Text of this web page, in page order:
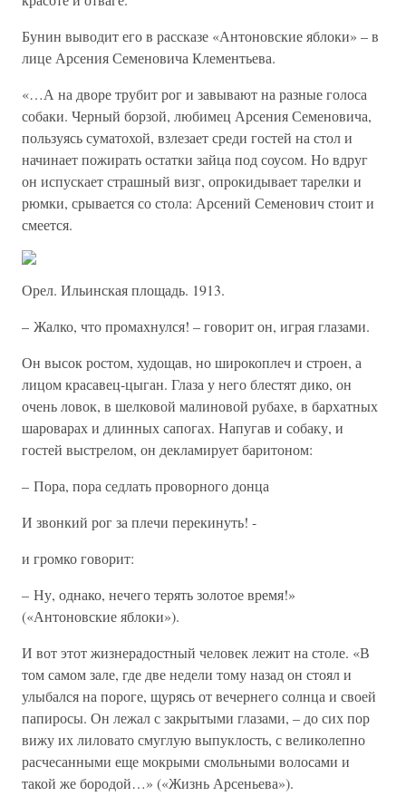
Бунин выводит его в рассказе «Антоновские яблоки» – в
лице Арсения Семеновича Клементьева.
«…А на дворе трубит рог и завывают на разные голоса
собаки. Черный борзой, любимец Арсения Семеновича,
пользуясь суматохой, взлезает среди гостей на стол и
начинает пожирать остатки зайца под соусом. Но вдруг
он испускает страшный визг, опрокидывает тарелки и
рюмки, срывается со стола: Арсений Семенович стоит и
смеется.
Орел. Ильинская площадь. 1913.
– Жалко, что промахнулся! – говорит он, играя глазами.
Он высок ростом, худощав, но широкоплеч и строен, а
лицом красавец-цыган. Глаза у него блестят дико, он
очень ловок, в шелковой малиновой рубахе, в бархатных
шароварах и длинных сапогах. Напугав и собаку, и
гостей выстрелом, он декламирует баритоном:
– Пора, пора седлать проворного донца
И звонкий рог за плечи перекинуть! -
и громко говорит:
– Ну, однако, нечего терять золотое время!»
(«Антоновские яблоки»).
И вот этот жизнерадостный человек лежит на столе. «В
том самом зале, где две недели тому назад он стоял и
улыбался на пороге, щурясь от вечернего солнца и своей
папиросы. Он лежал с закрытыми глазами, – до сих пор
вижу их лиловато смуглую выпуклость, с великолепно
расчесанными еще мокрыми смольными волосами и
такой же бородой…» («Жизнь Арсеньева»).